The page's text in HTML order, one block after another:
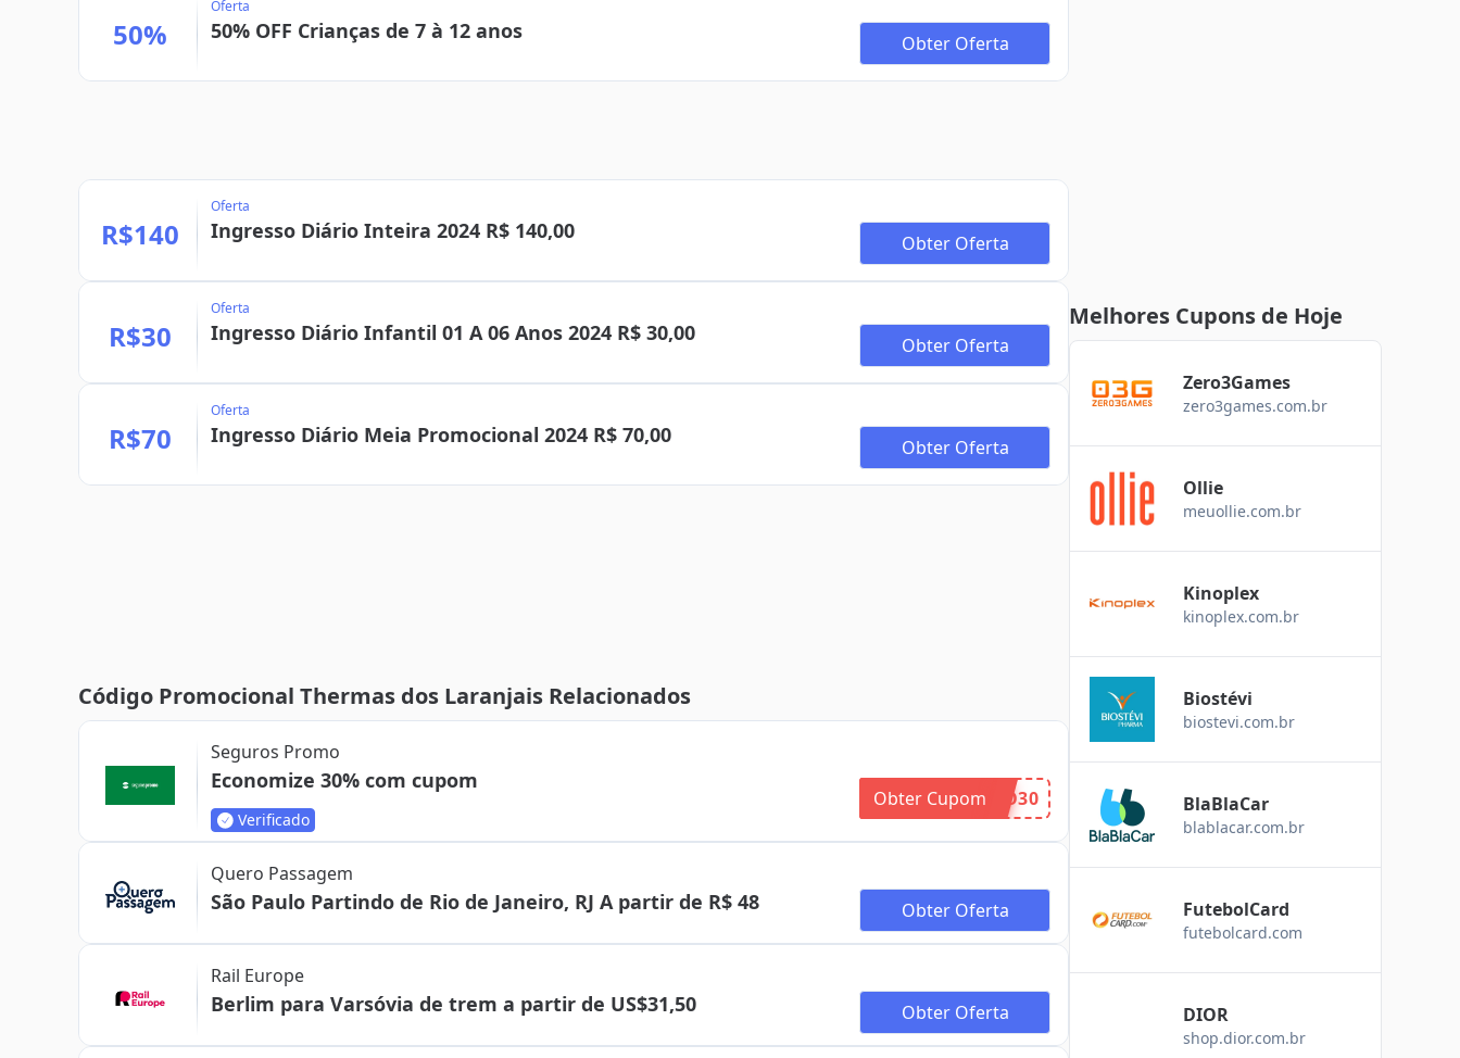
50%
Oferta
50% OFF Crianças de 7 à 12 anos Obter Oferta
R$140
Oferta
Ingresso Diário Inteira 2024 R$ 140,00 Obter Oferta
R$30
Oferta
Ingresso Diário Infantil 01 A 06 Anos 2024 R$ 30,00 Obter Oferta
R$70
Oferta
Ingresso Diário Meia Promocional 2024 R$ 70,00 Obter Oferta
Código Promocional Thermas dos Laranjais Relacionados
Seguros Promo
Economize 30% com cupom
Verificado
Obter CupomOMO30
Quero Passagem
São Paulo Partindo de Rio de Janeiro, RJ A partir de R$ 48 Obter Oferta
Rail Europe
Berlim para Varsóvia de trem a partir de US$31,50 Obter Oferta
Melhores Cupons de Hoje
Zero3Games
zero3games.com.br
Ollie
meuollie.com.br
Kinoplex
kinoplex.com.br
Biostévi
biostevi.com.br
BlaBlaCar
blablacar.com.br
FutebolCard
futebolcard.com
DIOR
shop.dior.com.br